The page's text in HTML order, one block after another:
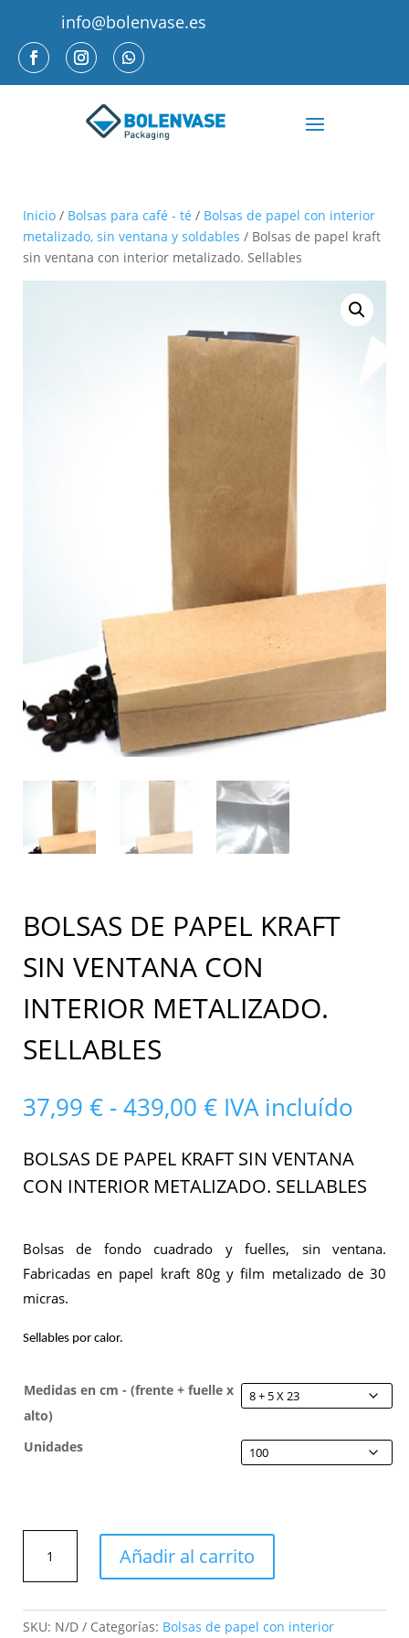
info@bolenvase.es
Inicio / Bolsas para café - té / Bolsas de papel con interior
metalizado, sin ventana y soldables / Bolsas de papel kraft
sin ventana con interior metalizado. Sellables
BOLSAS DE PAPEL KRAFT
SIN VENTANA CON
INTERIOR METALIZADO.
SELLABLES
37,99 € -439,00 €Rango
de
precios:
desde
37,99 €
IVA incluído
BOLSAS DE PAPEL KRAFT SIN VENTANA
CON INTERIOR METALIZADO. SELLABLES
Bolsas de fondo cuadrado y fuelles, sin ventana.
Fabricadas en papel kraft 80g y film metalizado de 30
micras.
Sellables por calor.
Medidas en cm - (frente + fuelle x
alto)
Unidades
papel
sin
Añadir al carrito
SKU: N/D Categorías: Bolsas de papel con interior